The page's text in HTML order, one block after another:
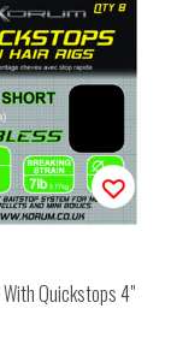
Quickstops 4"